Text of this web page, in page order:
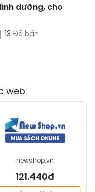
dưỡng, cho
13 Đã bán
web:
newshop.vn
121.440đ